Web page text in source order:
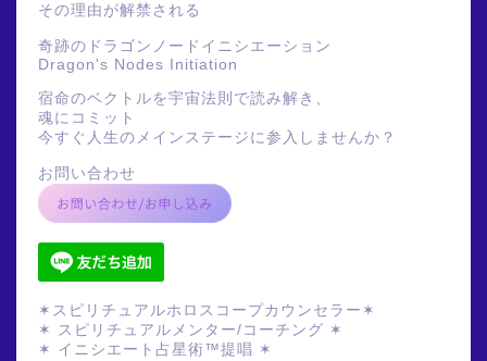
その理由が解禁される
奇跡のドラゴンノードイニシエーション
Dragon's Nodes Initiation
宿命のベクトルを宇宙法則で読み解き、
魂にコミット
今すぐ人生のメインステージに参入しませんか？
お問い合わせ
✶スピリチュアルホロスコープカウンセラー✶
✶ スピリチュアルメンター/コーチング ✶
✶ イニシエート占星術™提唱 ✶